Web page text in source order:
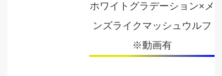
ホワイトグラデーション×メ
ンズライクマッシュウルフ
※動画有